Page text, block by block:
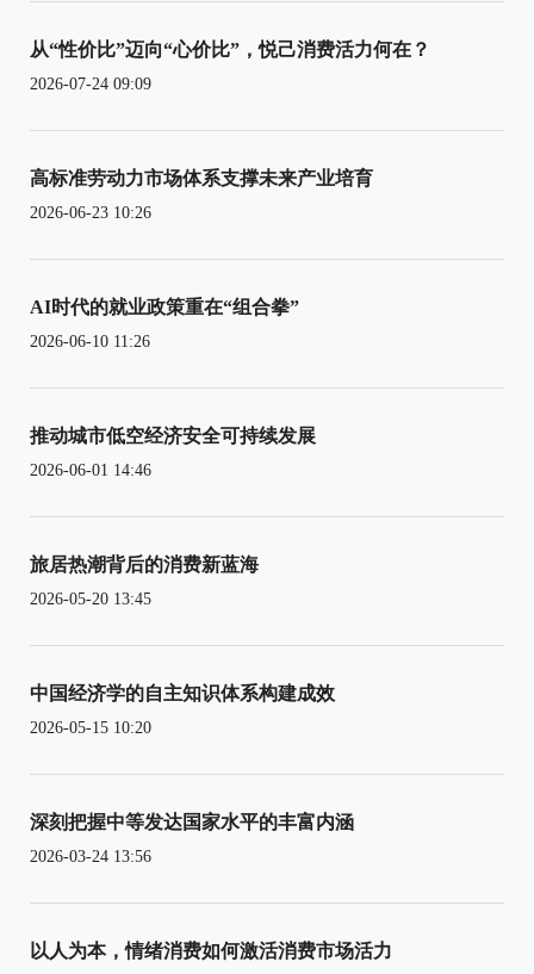
从“性价比”迈向“心价比”，悦己消费活力何在？
2026-07-24 09:09
高标准劳动力市场体系支撑未来产业培育
2026-06-23 10:26
AI时代的就业政策重在“组合拳”
2026-06-10 11:26
推动城市低空经济安全可持续发展
2026-06-01 14:46
旅居热潮背后的消费新蓝海
2026-05-20 13:45
中国经济学的自主知识体系构建成效
2026-05-15 10:20
深刻把握中等发达国家水平的丰富内涵
2026-03-24 13:56
以人为本，情绪消费如何激活消费市场活力